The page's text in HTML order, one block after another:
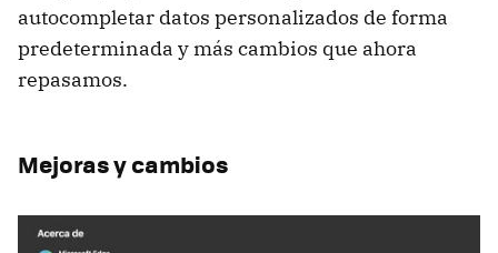
autocompletar datos personalizados de forma
predeterminada y más cambios que ahora
repasamos.
Mejoras y cambios